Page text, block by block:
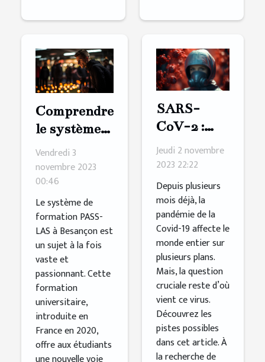
Comprendre
le système
de
formation
PASS-LAS
à Besançon
Vendredi 3
novembre 2023
00:46
Le système de
formation PASS-
LAS à Besançon est
un sujet à la fois
vaste et
passionnant. Cette
formation
universitaire,
introduite en
France en 2020,
offre aux étudiants
SARS-
CoV-2 :
une lettre
pour
connaître
sa vraie
origine ?
Jeudi 2 novembre
2023 22:22
Depuis plusieurs
mois déjà, la
pandémie de la
Covid-19 affecte le
monde entier sur
plusieurs plans.
Mais, la question
cruciale reste d’où
vient ce virus.
Découvrez les
pistes possibles
dans cet article. À
la recherche de